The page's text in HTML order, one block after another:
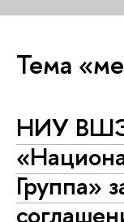
Тема
НИУ
Группа»